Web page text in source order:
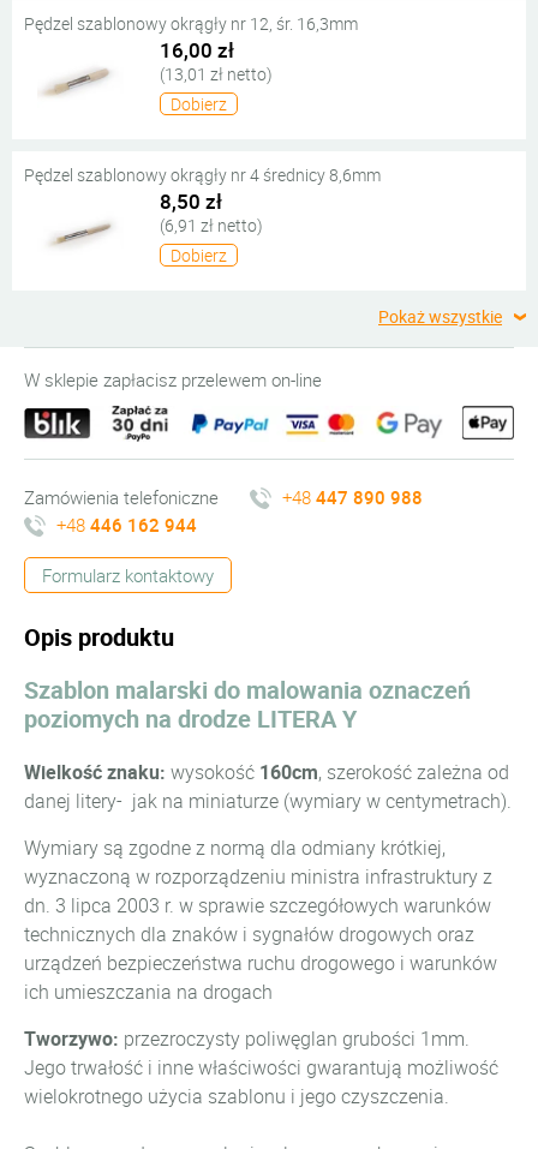
Pędzel szablonowy okrągły nr 12, śr. 16,3mm
16,00 zł
(13,01 zł netto)
Dobierz
Pędzel szablonowy okrągły nr 4 średnicy 8,6mm
8,50 zł
(6,91 zł netto)
Dobierz
Pokaż wszystkie
W sklepie zapłacisz przelewem on-line
Zamówienia telefoniczne +48 447 890 988
+48 446 162 944
Formularz kontaktowy
Opis produktu
Szablon malarski do malowania oznaczeń
poziomych na drodze LITERA Y
Wielkość znaku: wysokość 160cm, szerokość zależna od
danej litery- jak na miniaturze (wymiary w centymetrach).
Wymiary są zgodne z normą dla odmiany krótkiej,
wyznaczoną w rozporządzeniu ministra infrastruktury z
dn. 3 lipca 2003 r. w sprawie szczegółowych warunków
technicznych dla znaków i sygnałów drogowych oraz
urządzeń bezpieczeństwa ruchu drogowego i warunków
ich umieszczania na drogach
Tworzywo: przezroczysty poliwęglan grubości 1mm.
Jego trwałość i inne właściwości gwarantują możliwość
wielokrotnego użycia szablonu i jego czyszczenia.